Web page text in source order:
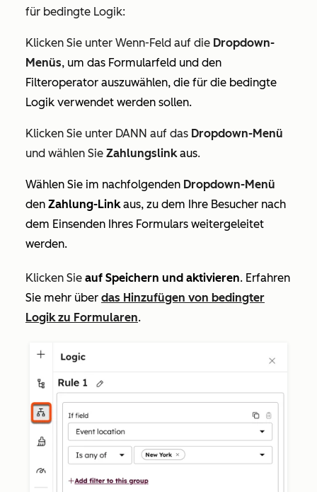
für bedingte Logik:
Klicken Sie unter Wenn-Feld auf die Dropdown-
Menüs, um das Formularfeld und den
Filteroperator auszuwählen, die für die bedingte
Logik verwendet werden sollen.
Klicken Sie unter DANN auf das Dropdown-Menü
und wählen Sie Zahlungslinkaus.
Wählen Sie im nachfolgenden Dropdown-Menü
den Zahlung-Linkaus, zu dem Ihre Besucher nach
dem Einsenden Ihres Formulars weitergeleitet
werden.
Klicken Sie auf Speichern und aktivieren. Erfahren
Sie mehr über das Hinzufügen von bedingter
Logik zu Formularen.